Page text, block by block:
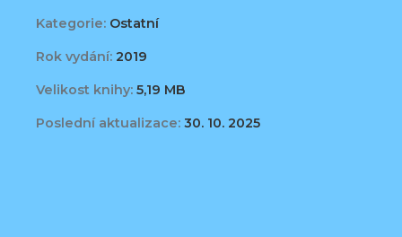
Kategorie: Ostatní
Rok vydání: 2019
Velikost knihy: 5,19 MB
Poslední aktualizace: 30. 10. 2025